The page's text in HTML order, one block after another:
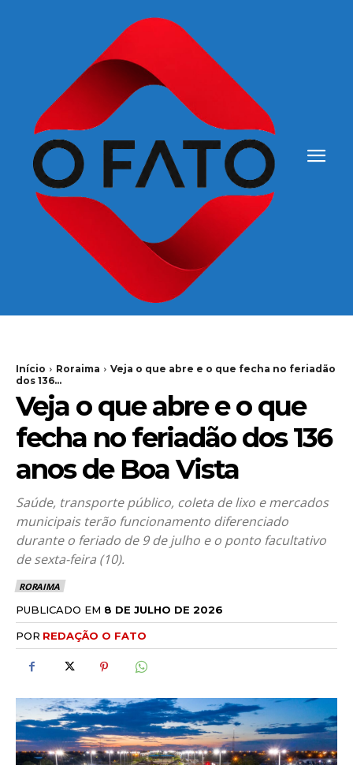
Início Roraima
Veja o que abre e o que fecha no feriadão
dos 136...
Veja o que abre e o que
fecha no feriadão dos 136
anos de Boa Vista
Saúde, transporte público, coleta de lixo e mercados
municipais terão funcionamento diferenciado
durante o feriado de 9 de julho e o ponto facultativo
de sexta-feira (10).
RORAIMA
PUBLICADO EM 8 DE JULHO DE 2026
POR REDAÇÃO O FATO